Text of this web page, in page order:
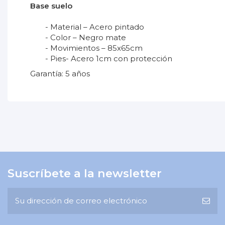
Base suelo
- Material – Acero pintado
- Color – Negro mate
- Movimientos – 85x65cm
- Pies- Acero 1cm con protección
Garantía: 5 años
Suscríbete a la newsletter